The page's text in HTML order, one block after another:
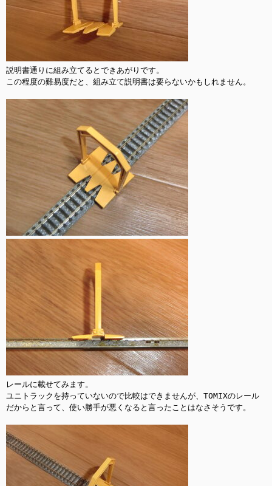
説明書通りに組み立てるとできあがりです。
この程度の難易度だと、組み立て説明書は要らないかもしれません。
レールに載せてみます。
ユニトラックを持っていないので比較はできませんが、TOMIXのレール
だからと言って、使い勝手が悪くなると言ったことはなさそうです。